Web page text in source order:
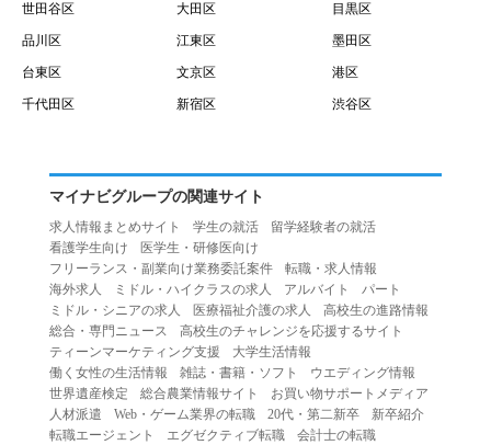
１２.「キャンセル」とは、賃貸借契約締結後から契約期間
開始日前までに、利用者が賃貸借契約を解除することを意
味します。
１３.「中途解約」とは、賃貸借契約期間の途中で、利用者
１.利用者は、本サービスを利用する上で次の各号に定める
とします。
（１）重複、虚偽の情報、または自己以外の情報を登録す
る行為
（２）第三者になりすまして本サービスを利用する行為
（３）当社または第三者の著作権等の知的財産権、プライ
バシー、その他の権利を侵害する行為
（４）当社または第三者を誹謗中傷する行為
（５）当社または第三者に不利益を与える行為
世田谷区 大田区 目黒区
品川区 江東区 墨田区
台東区 文京区 港区
千代田区 新宿区 渋谷区
マイナビグループの関連サイト
求人情報まとめサイト 学生の就活
留学経験者の就活
看護学生向け
医学生・研修医向け
フリーランス・副業向け業務委託案件
転職・求人情報
海外求人
ミドル・ハイクラスの求人 アルバイト
パート
ミドル・シニアの求人
医療福祉介護の求人
高校生の進路情報
総合・専門ニュース
高校生のチャレンジを応援するサイト
ティーンマーケティング支援
大学生活情報
働く女性の生活情報
雑誌・書籍・ソフト
ウエディング情報
世界遺産検定
総合農業情報サイト
お買い物サポートメディア
人材派遣
Web・ゲーム業界の転職 20代・第二新卒
新卒紹介
転職エージェント
エグゼクティブ転職
会計士の転職